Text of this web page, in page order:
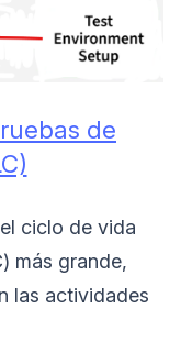
de
ciclo de vida
más grande,
las actividades